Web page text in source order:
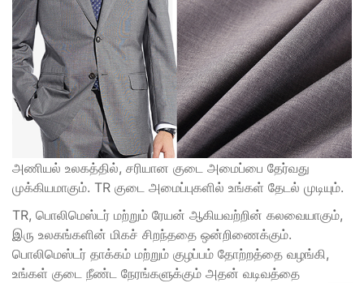
அணியல் உலகத்தில், சரியான குடை அமைப்பை தேர்வது
முக்கியமாகும். TR குடை அமைப்புகளில் உங்கள் தேடல் முடியும்.
TR, பொலிமெஸ்டர் மற்றும் ரேயன் ஆகியவற்றின் கலவையாகும்,
இரு உலகங்களின் மிகச் சிறந்ததை ஒன்றிணைக்கும்.
பொலிமெஸ்டர் தாக்கம் மற்றும் குழப்பம் தோற்றத்தை வழங்கி,
உங்கள் குடை நீண்ட நேரங்களுக்கும் அதன் வடிவத்தை